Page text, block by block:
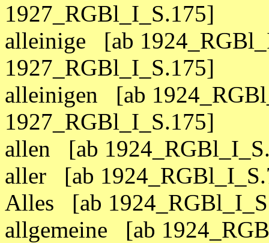
1927_RGBl_I_S.175]
alleinige [ab
1927_RGBl_I_S.175]
alleinigen [ab
1927_RGBl_I_S.175]
allen [ab
aller [ab
Alles [ab
allgemeine [ab